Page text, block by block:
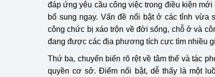
đáp ứng yêu cầu công việc trong điều kiện
bổ sung ngay. Vấn đề nổi bật ở các tỉnh vừa
công chức bị xáo trộn về đời sống, chỗ ở và
đang được các địa phương tích cực tìm nhiều
Thứ ba, chuyển biến rõ rệt về tâm thế và tác
quyền cơ sở. Điểm nổi bật, dễ thấy là một